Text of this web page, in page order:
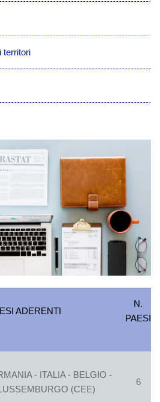
territori
ADERENTI
N.
PAESI
- ITALIA - BELGIO -
(CEE)
6